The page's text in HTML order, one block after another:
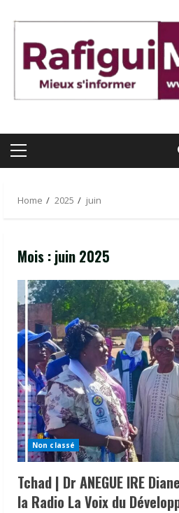
content
Primary
Home 2025 juin
Mois : juin 2025
Non classé
Tchad | Dr ANEGUE IRE
la Radio La Voix du